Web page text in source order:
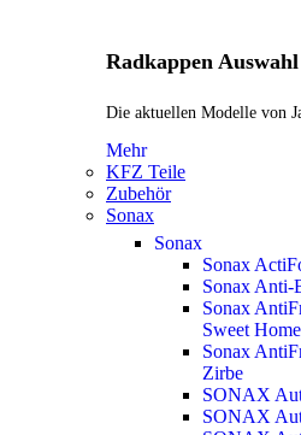
Radkappen Auswahl
Die aktuellen Modelle von
Mehr
KFZ Teile
Zubehör
Sonax
Sonax
Sonax
Sonax Anti-
Sonax
Sweet Home
Sonax
Zirbe
SONAX
SONAX